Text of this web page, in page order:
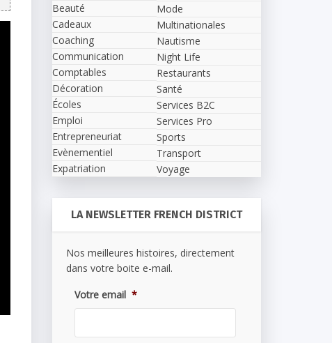
Beauté
Cadeaux
Coaching
Communication
Comptables
Décoration
Écoles
Emploi
Entrepreneuriat
Evènementiel
Expatriation
Mode
Multinationales
Nautisme
Night Life
Restaurants
Santé
Services B2C
Services Pro
Sports
Transport
Voyage
LA NEWSLETTER FRENCH DISTRICT
Nos meilleures histoires, directement
dans votre boite e-mail.
Votre email *